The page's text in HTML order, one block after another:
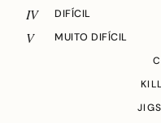
IV DIFÍCIL
V
MUITO DIFÍCIL